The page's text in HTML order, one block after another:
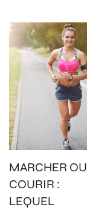
MARCHER OU
COURIR :
LEQUEL